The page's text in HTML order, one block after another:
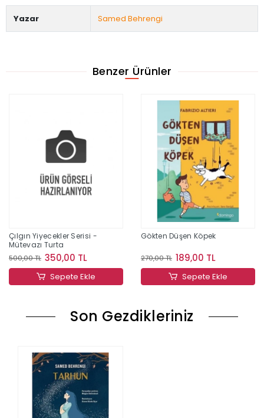
Yazar Samed Behrengi
Benzer Ürünler
Çılgın Yiyecekler Serisi -
Mütevazı Turta
500,00 TL 350,00 TL
Sepete Ekle
Gökten Düşen Köpek
270,00 TL 189,00 TL
Sepete Ekle
Son Gezdikleriniz